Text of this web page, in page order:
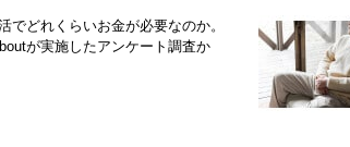
でどれくらいお金が必要なのか。
が実施したアンケート調査か